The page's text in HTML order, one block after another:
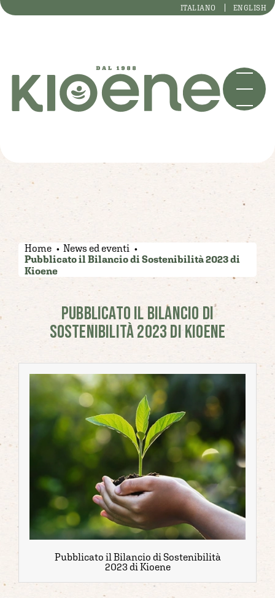
ITALIANO ENGLISH
Home News ed eventi
Pubblicato il Bilancio di Sostenibilità 2023 di
Kioene
PUBBLICATO IL BILANCIO DI
SOSTENIBILITÀ 2023 DI KIOENE
Pubblicato il Bilancio di Sostenibilità
2023 di Kioene